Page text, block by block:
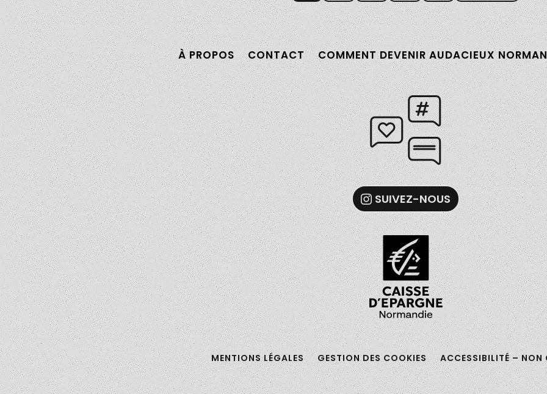
À PROPOS CONTACT COMMENT DEVENIR AUDACIEUX
SUIVEZ-NOUS
MENTIONS LÉGALES GESTION DES COOKIES ACCESSIBILITÉ – NON